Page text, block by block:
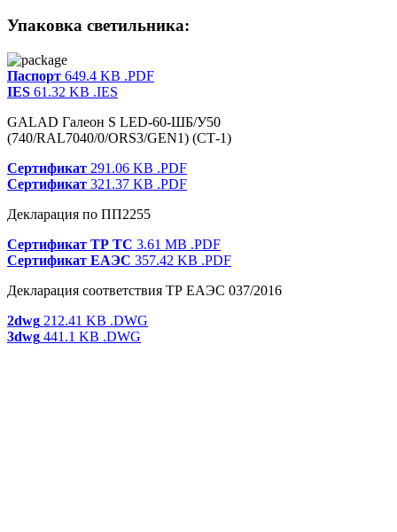
Упаковка светильника:
Паспорт 649.4 KB .PDF
IES 61.32 KB .IES
GALAD Галеон S LED-60-ШБ/У50
(740/RAL7040/0/ORS3/GEN1) (СТ-1)
Сертификат 291.06 KB .PDF
Сертификат 321.37 KB .PDF
Декларация по ПП2255
Сертификат ТР ТС 3.61 MB .PDF
Сертификат ЕАЭС 357.42 KB .PDF
Декларация соответствия ТР ЕАЭС 037/2016
2dwg 212.41 KB .DWG
3dwg 441.1 KB .DWG